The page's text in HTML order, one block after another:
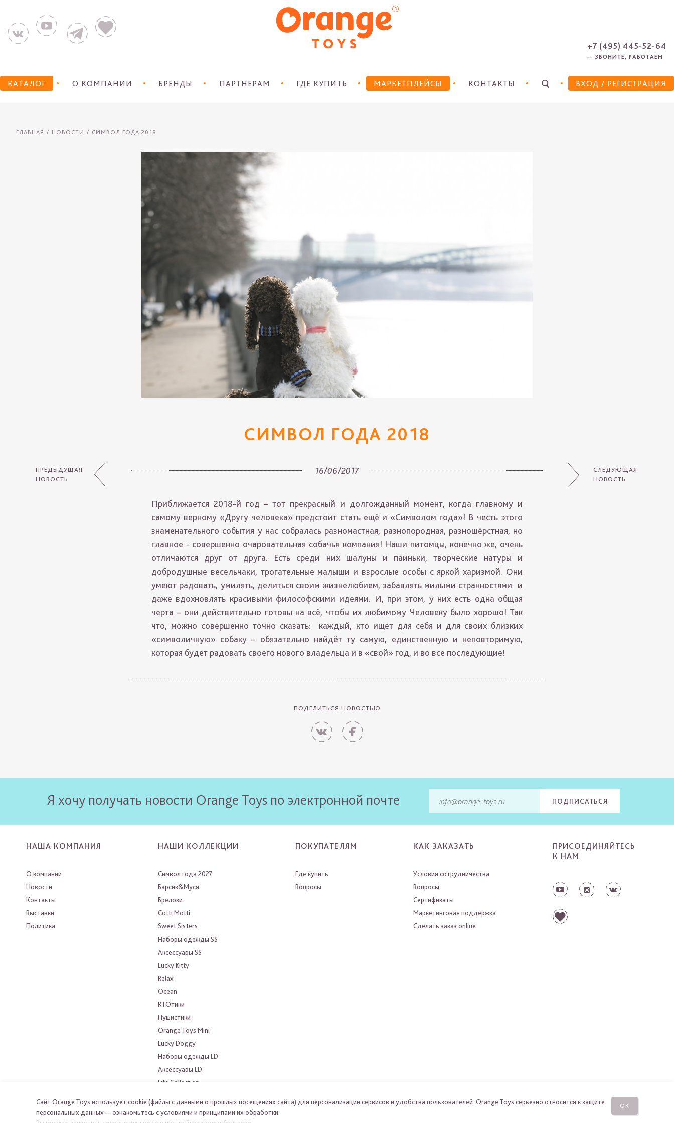
КАТАЛОГ О КОМПАНИИ БРЕНДЫ ПАРТНЕРАМ ГДЕ КУПИТЬ МАРКЕТПЛЕЙСЫ КОНТАКТЫ ВХОД / РЕГИСТРАЦИЯ
+7 (495) 445-52-64
— ЗВОНИТЕ, РАБОТАЕМ
ГЛАВНАЯ НОВОСТИ СИМВОЛ ГОДА 2018
ПРЕДЫДУЩАЯ
НОВОСТЬ
СЛЕДУЮЩАЯ
НОВОСТЬ
СИМВОЛ ГОДА 2018
16/06/2017
Приближается 2018-й год – тот прекрасный и долгожданный момент, когда главному и
самому верному «Другу человека» предстоит стать ещё и «Символом года»! В честь этого
знаменательного события у нас собралась разномастная, разнопородная, разношёрстная, но
главное - совершенно очаровательная собачья компания! Наши питомцы, конечно же, очень
отличаются друг от друга. Есть среди них шалуны и паиньки, творческие натуры и
добродушные весельчаки, трогательные малыши и взрослые особы с яркой харизмой. Они
умеют радовать, умилять, делиться своим жизнелюбием, забавлять милыми странностями и
даже вдохновлять красивыми философскими идеями. И, при этом, у них есть одна общая
черта – они действительно готовы на всё, чтобы их любимому Человеку было хорошо! Так
что, можно совершенно точно сказать: каждый, кто ищет для себя и для своих близких
«символичную» собаку – обязательно найдёт ту самую, единственную и неповторимую,
которая будет радовать своего нового владельца и в «свой» год, и во все последующие!
ПОДЕЛИТЬСЯ НОВОСТЬЮ
Я хочу получать новости Orange Toys по электронной почте ПОДПИСАТЬСЯ
НАША КОМПАНИЯ
О компании
Новости
Контакты
Выставки
Политика
НАШИ КОЛЛЕКЦИИ
Символ года 2027
Барсик&Муся
Брелоки
Cotti Motti
Sweet Sisters
Наборы одежды SS
Аксессуары SS
Lucky Kitty
Relax
Ocean
КТОтики
Пушистики
Orange Toys Mini
Lucky Doggy
Наборы одежды LD
Аксессуары LD
Life Collection
ПОКУПАТЕЛЯМ
Где купить
Вопросы
КАК ЗАКАЗАТЬ
Условия сотрудничества
Вопросы
Сертификаты
Маркетинговая поддержка
Сделать заказ online
ПРИСОЕДИНЯЙТЕСЬ
К НАМ
Сайт Orange Toys использует cookie (файлы с данными о прошлых посещениях сайта) для персонализации сервисов и удобства пользователей. Orange Toys серьезно относится к защите
персональных данных — ознакомьтесь с условиями и принципами их обработки.
ОК